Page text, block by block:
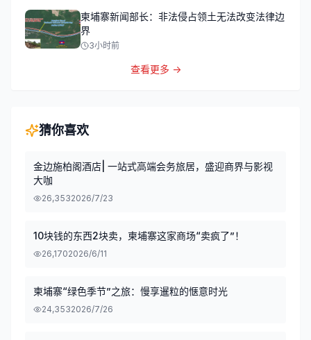
柬埔寨新闻部长：非法侵占领土无法改变法律边
界
3小时前
查看更多 →
猜你喜欢
金边施柏阁酒店| 一站式高端会务旅居，盛迎商界与影视
大咖
26,3532026/7/23
10块钱的东西2块卖，柬埔寨这家商场“卖疯了”！
26,1702026/6/11
柬埔寨“绿色季节”之旅：慢享暹粒的惬意时光
24,3532026/7/26